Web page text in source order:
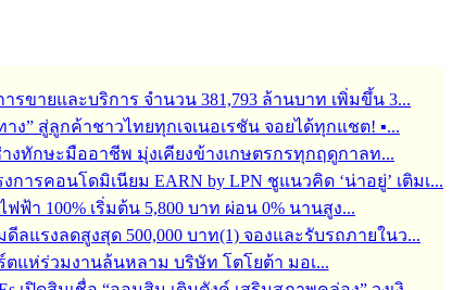
รขายและบริการ จำนวน 381,793 ล้านบาท เพิ่มขึ้น 3...
ง” สู่ลูกค้าชาวไทยทุกเจเนอเรชัน จอยได้ทุกแชต! ▪...
งทักษะมืออาชีพ มุ่งเคียงข้างเกษตรกรทุกฤดูกาลท...
รคอนโดมิเนียม EARN by LPN ชูแนวคิด ‘น่าอยู่’ เติมเ...
า 100% เริ่มต้น 5,800 บาท ผ่อน 0% นานสูง...
ดีลแรงลดสูงสุด 500,000 บาท(1) จองและรับรถภายในว...
ร์ตแห่ร่วมงานล้นหลาม บริษัท โตโยต้า มอเ...